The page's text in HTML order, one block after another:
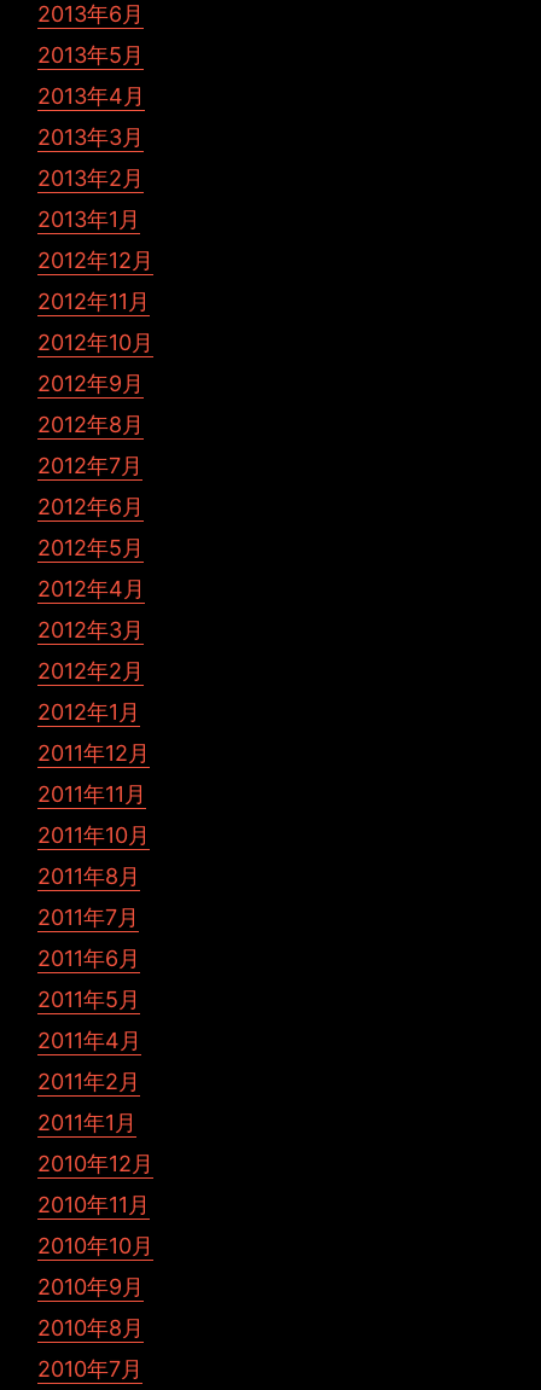
2013年6月
2013年5月
2013年4月
2013年3月
2013年2月
2013年1月
2012年12月
2012年11月
2012年10月
2012年9月
2012年8月
2012年7月
2012年6月
2012年5月
2012年4月
2012年3月
2012年2月
2012年1月
2011年12月
2011年11月
2011年10月
2011年8月
2011年7月
2011年6月
2011年5月
2011年4月
2011年2月
2011年1月
2010年12月
2010年11月
2010年10月
2010年9月
2010年8月
2010年7月